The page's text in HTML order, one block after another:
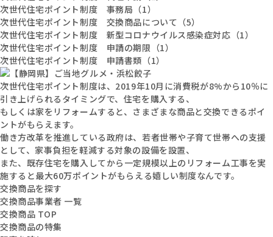
次世代住宅ポイント制度 事務局（1）
次世代住宅ポイント制度 交換商品について（5）
次世代住宅ポイント制度 新型コロナウイルス感染症対応（1）
次世代住宅ポイント制度 申請の期限（1）
次世代住宅ポイント制度 申請書類（1）
次世代住宅ポイント制度は、2019年10月に消費税が8%から10％に
引き上げられるタイミングで、住宅を購入する、
もしくは家をリフォームすると、さまざまな商品と交換できるポイ
ントがもらえます。
働き方改革を推進している政府は、若者世帯や子育て世帯への支援
として、家事負担を軽減する対象の設備を設置、
また、既存住宅を購入してから一定規模以上のリフォーム工事を実
施すると最大60万ポイントがもらえる嬉しい制度なんです。
交換商品を探す
交換商品事業者 一覧
交換商品 TOP
交換商品の特集